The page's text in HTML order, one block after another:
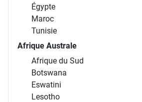
Égypte
Maroc
Tunisie
Afrique Australe
Afrique du Sud
Botswana
Eswatini
Lesotho